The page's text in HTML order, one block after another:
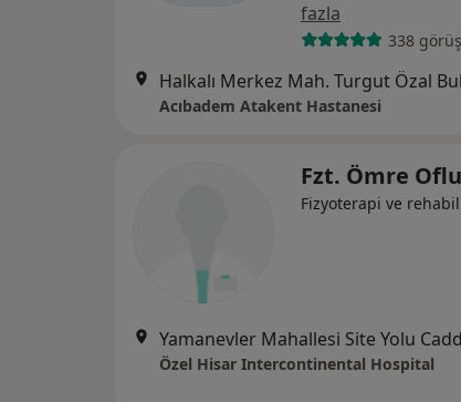
fazla
338 görüş
Acıbadem Atakent Hastanesi
Fzt. Ömre
Fizyoterapi ve
Özel Hisar Intercontinental Hospital